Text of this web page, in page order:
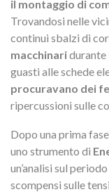
il montaggio di
Trovandosi nelle
continui sbalzi di
macchinaridurante
guasti alle schede
procuravano dei
ripercussioni sulle
Dopo una prima
uno strumento di
un’analisi sul
scompensi sulle